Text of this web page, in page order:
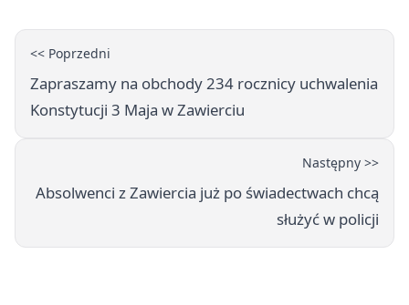
<< Poprzedni
Zapraszamy na obchody 234 rocznicy uchwalenia
Konstytucji 3 Maja w Zawierciu
Następny >>
Absolwenci z Zawiercia już po świadectwach chcą
służyć w policji